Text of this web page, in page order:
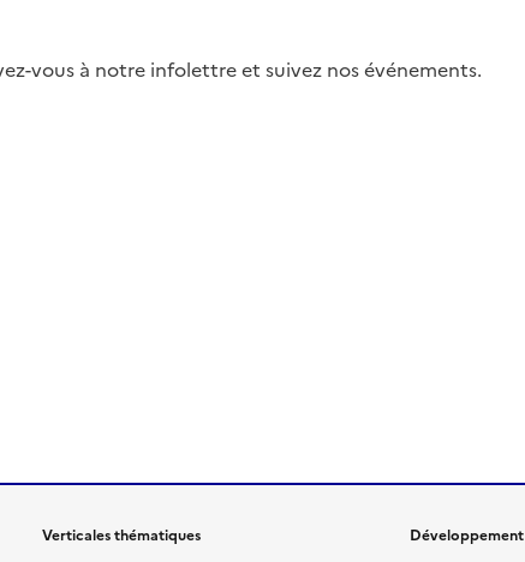
vous à notre infolettre et suivez nos événements.
Verticales thématiques
Développement